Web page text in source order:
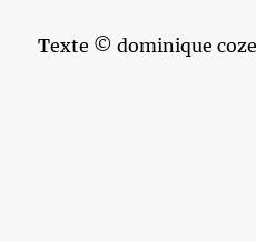
Texte © dominique